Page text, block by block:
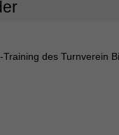
des Turnverein